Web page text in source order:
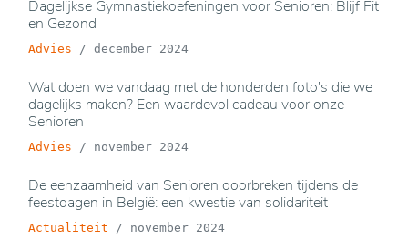
Dagelijkse Gymnastiekoefeningen voor Senioren: Blijf Fit
en Gezond
Advies / december 2024
Wat doen we vandaag met de honderden foto's die we
dagelijks maken? Een waardevol cadeau voor onze
Senioren
Advies / november 2024
De eenzaamheid van Senioren doorbreken tijdens de
feestdagen in België: een kwestie van solidariteit
Actualiteit / november 2024